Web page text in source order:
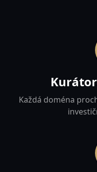
Každá doména